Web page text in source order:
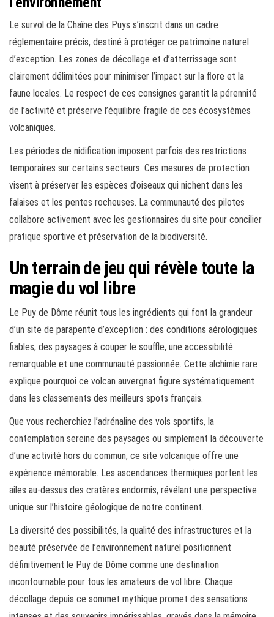
Le survol de la Chaîne des Puys s’inscrit dans un cadre
réglementaire précis, destiné à protéger ce patrimoine naturel
d’exception. Les zones de décollage et d’atterrissage sont
clairement délimitées pour minimiser l’impact sur la flore et la
faune locales. Le respect de ces consignes garantit la pérennité
de l’activité et préserve l’équilibre fragile de ces écosystèmes
volcaniques.
Les périodes de nidification imposent parfois des restrictions
temporaires sur certains secteurs. Ces mesures de protection
visent à préserver les espèces d’oiseaux qui nichent dans les
falaises et les pentes rocheuses. La communauté des pilotes
collabore activement avec les gestionnaires du site pour concilier
pratique sportive et préservation de la biodiversité.
Un terrain de jeu qui révèle toute la
magie du vol libre
Le Puy de Dôme réunit tous les ingrédients qui font la grandeur
d’un site de parapente d’exception : des conditions aérologiques
fiables, des paysages à couper le souffle, une accessibilité
remarquable et une communauté passionnée. Cette alchimie rare
explique pourquoi ce volcan auvergnat figure systématiquement
dans les classements des meilleurs spots français.
Que vous recherchiez l’adrénaline des vols sportifs, la
contemplation sereine des paysages ou simplement la découverte
d’une activité hors du commun, ce site volcanique offre une
expérience mémorable. Les ascendances thermiques portent les
ailes au-dessus des cratères endormis, révélant une perspective
unique sur l’histoire géologique de notre continent.
La diversité des possibilités, la qualité des infrastructures et la
beauté préservée de l’environnement naturel positionnent
définitivement le Puy de Dôme comme une destination
incontournable pour tous les amateurs de vol libre. Chaque
décollage depuis ce sommet mythique promet des sensations